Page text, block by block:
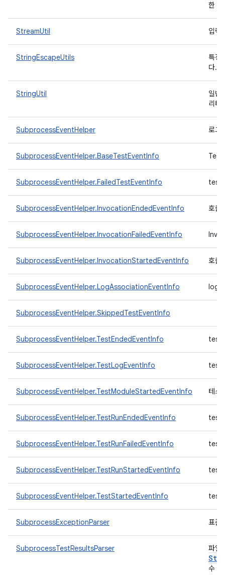
한
StreamUtil 입력
StringEscapeUtils
특정
다.
StringUtil
일반
리티
SubprocessEventHelper 로그
SubprocessEventHelper.BaseTestEventInfo
SubprocessEventHelper.FailedTestEventInfo
SubprocessEventHelper.InvocationEndedEventInfo 호출
SubprocessEventHelper.InvocationFailedEventInfo
SubprocessEventHelper.InvocationStartedEventInfo 호출
SubprocessEventHelper.LogAssociationEventInfo
SubprocessEventHelper.SkippedTestEventInfo
SubprocessEventHelper.TestEndedEventInfo
SubprocessEventHelper.TestLogEventInfo
SubprocessEventHelper.TestModuleStartedEventInfo 테스
SubprocessEventHelper.TestRunEndedEventInfo
SubprocessEventHelper.TestRunFailedEventInfo
SubprocessEventHelper.TestRunStartedEventInfo
SubprocessEventHelper.TestStartedEventInfo
SubprocessExceptionParser 표준
SubprocessTestResultsParser 파일
수